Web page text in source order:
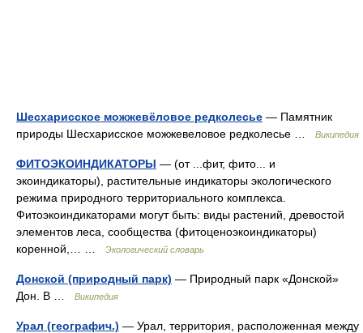
Шесхарисское можжевёловое редколесье — Памятник
природы Шесхарисское можжевеловое редколесье …
Википедия
ФИТОЭКОИНДИКАТОРЫ — (от ...фит, фито... и
экоиндикаторы), растительные индикаторы экологического
режима природного территориального комплекса.
Фитоэкоиндикаторами могут быть: виды растений, древостой
элементов леса, сообщества (фитоценоэкоиндикаторы)
коренной,… …
Экологический словарь
Донской (природный парк) — Природный парк «Донской»
Дон. В …
Википедия
Урал (географич.) — Урал, территория, расположенная между